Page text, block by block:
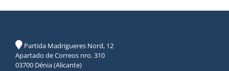
Partida Madrigueres Nord, 12
Apartado de Correos nro. 310
03700 Dénia (Alicante)